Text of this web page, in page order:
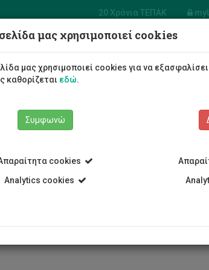
20 Χρόνια ΤΕΠΑΚ
Ηλεκτρολόγων Μηχανικών
Ηλεκτρονικών
και Πληροφορικής
Τμήμα Ηλεκτρολόγων Μηχανικών και
Κυριάκος Δεληπαράσχος
μας χρησιμοποιεί cookies
μας χρησιμοποιεί cookies για να
καθορίζεται εδώ.
Συμφωνώ
cookies
Analytics cookies